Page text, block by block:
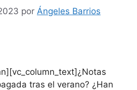
por Ángeles Barrios
tras el verano? ¿Han